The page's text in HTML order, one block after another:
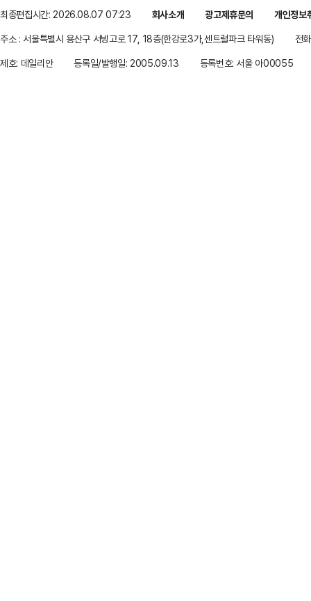
최종편집시간: 2026.08.07 07:23 회사소개 광고제휴문의
개인정보
주소 : 서울특별시 용산구 서빙고로 17, 18층(한강로3가,센트럴파크 타워동)
전
제호: 데일리안
등록일/발행일: 2005.09.13 등록번호: 서울 아00055